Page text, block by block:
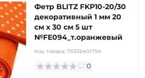
Фетр BLITZ FKP10-20/30
декоративный 1 мм 20
см х 30 см 5 шт
№FE094_т.оранжевый
Код товара: 73356401754
0